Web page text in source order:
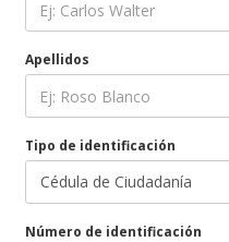
Apellidos
Tipo de identificación
Número de identificación